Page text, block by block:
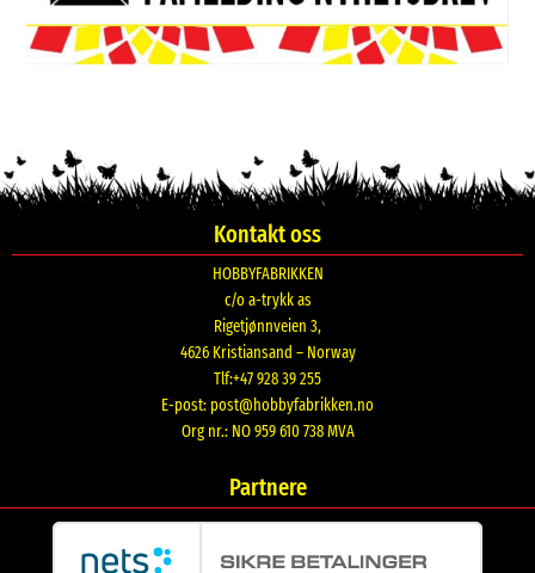
Kontakt oss
HOBBYFABRIKKEN
c/o a-trykk as
Rigetjønnveien 3,
4626 Kristiansand – Norway
Tlf:+47 928 39 255
E-post: post@hobbyfabrikken.no
Org nr.: NO 959 610 738 MVA
Partnere